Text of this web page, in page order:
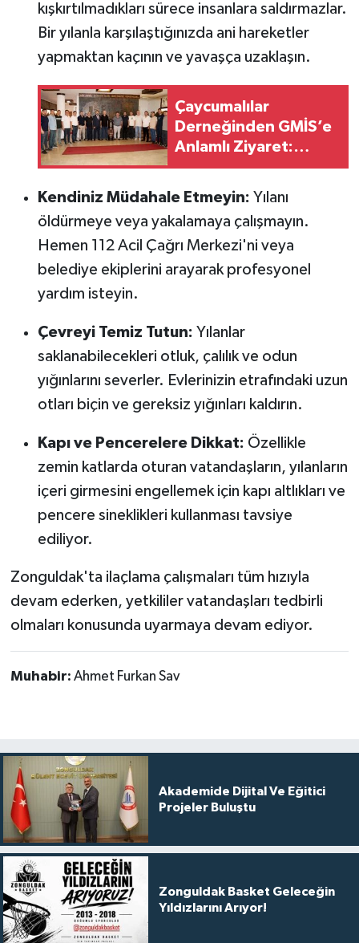
kışkırtılmadıkları sürece insanlara saldırmazlar.
Bir yılanla karşılaştığınızda ani hareketler
yapmaktan kaçının ve yavaşça uzaklaşın.
Çaycumalılar
Derneğinden GMİS’e
Anlamlı Ziyaret:
Madencinin Ve
Emeğin Yanındayız
Kendiniz Müdahale Etmeyin: Yılanı
öldürmeye veya yakalamaya çalışmayın.
Hemen 112 Acil Çağrı Merkezi'ni veya
belediye ekiplerini arayarak profesyonel
yardım isteyin.
Çevreyi Temiz Tutun: Yılanlar
saklanabilecekleri otluk, çalılık ve odun
yığınlarını severler. Evlerinizin etrafındaki uzun
otları biçin ve gereksiz yığınları kaldırın.
Kapı ve Pencerelere Dikkat: Özellikle
zemin katlarda oturan vatandaşların, yılanların
içeri girmesini engellemek için kapı altlıkları ve
pencere sineklikleri kullanması tavsiye
ediliyor.
Zonguldak'ta ilaçlama çalışmaları tüm hızıyla
devam ederken, yetkililer vatandaşları tedbirli
olmaları konusunda uyarmaya devam ediyor.
Muhabir: Ahmet Furkan Sav
Akademide Dijital Ve Eğitici
Projeler Buluştu
Zonguldak Basket Geleceğin
Yıldızlarını Arıyor!